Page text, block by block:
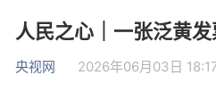
人民之心｜一张泛黄
央视网 2026年06月03日